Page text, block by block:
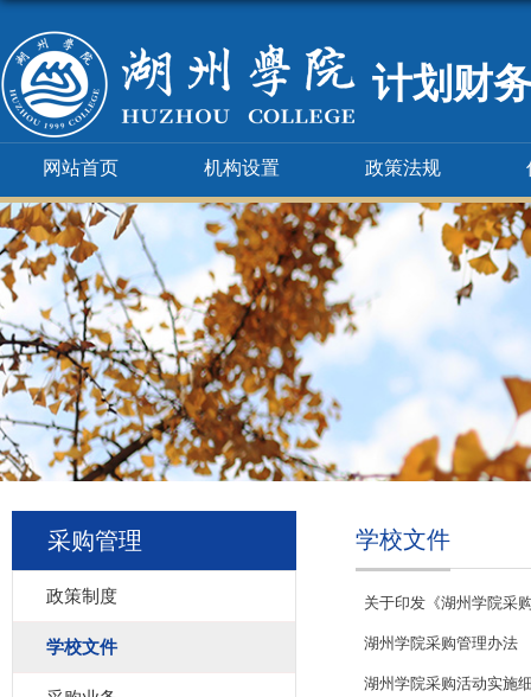
计划财
网站首页 机构设置 政策法规
采购管理
政策制度
学校文件
学校文件
关于印发《湖州学院采
湖州学院采购管理办法
湖州学院采购活动实施